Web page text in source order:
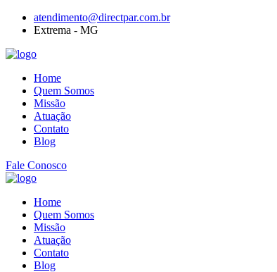
atendimento@directpar.com.br
Extrema - MG
Home
Quem Somos
Missão
Atuação
Contato
Blog
Fale Conosco
Home
Quem Somos
Missão
Atuação
Contato
Blog